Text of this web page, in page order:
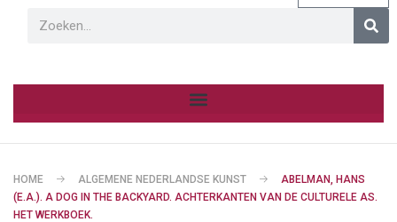
HOME ALGEMENE NEDERLANDSE KUNST
ABELMAN, HANS
(E.A.). A DOG IN THE BACKYARD. ACHTERKANTEN VAN DE CULTURELE AS.
HET WERKBOEK.